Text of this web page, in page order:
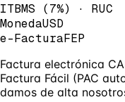
ITBMS (7%) · RUC
MonedaUSD
e-FacturaFEP
Factura electrónica
Factura Fácil (PAC
damos de alta